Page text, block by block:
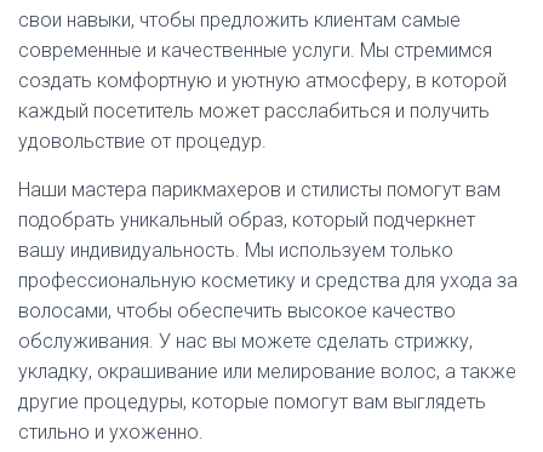
свои навыки, чтобы предложить клиентам самые
современные и качественные услуги. Мы стремимся
создать комфортную и уютную атмосферу, в которой
каждый посетитель может расслабиться и получить
удовольствие от процедур.
Наши мастера парикмахеров и стилисты помогут вам
подобрать уникальный образ, который подчеркнет
вашу индивидуальность. Мы используем только
профессиональную косметику и средства для ухода за
волосами, чтобы обеспечить высокое качество
обслуживания. У нас вы можете сделать стрижку,
укладку, окрашивание или мелирование волос, а также
другие процедуры, которые помогут вам выглядеть
стильно и ухоженно.